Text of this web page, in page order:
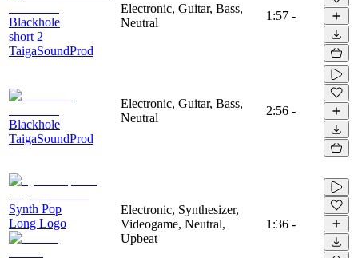
Blackhole
short 2
TaigaSoundProd
Electronic, Guitar, Bass,
Neutral
1:57 -
Blackhole
TaigaSoundProd
Electronic, Guitar, Bass,
Neutral
2:56 -
Synth Pop
Long Logo
Electronic, Synthesizer,
Videogame, Neutral,
Upbeat
1:36 -